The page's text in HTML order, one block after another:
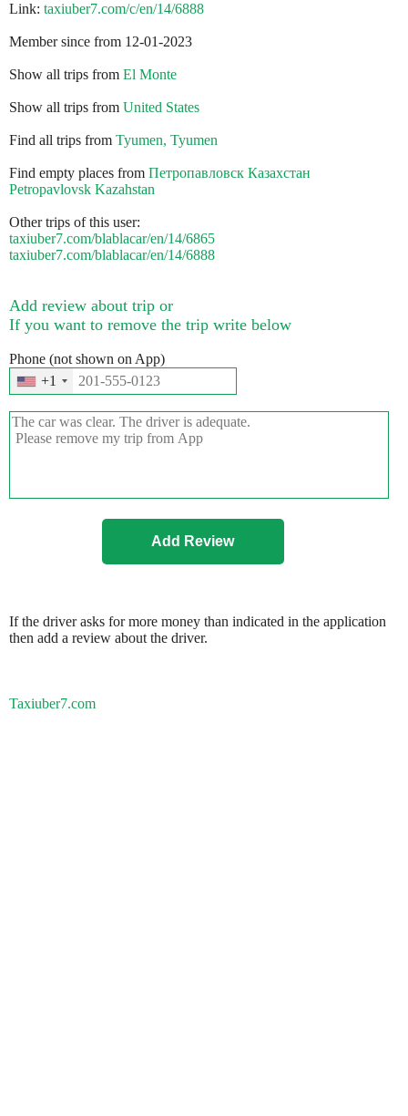
Link: taxiuber7.com/c/en/14/6888
Member since from 12-01-2023
Show all trips from El Monte
Show all trips from United States
Find all trips from Tyumen, Tyumen
Find empty places from Петропавловск Казахстан
Petropavlovsk Kazahstan
Other trips of this user:
taxiuber7.com/blablacar/en/14/6865
taxiuber7.com/blablacar/en/14/6888
Add review about trip or
If you want to remove the trip write below
Phone (not shown on App)
+1
If the driver asks for more money than indicated in the application
then add a review about the driver.
Taxiuber7.com